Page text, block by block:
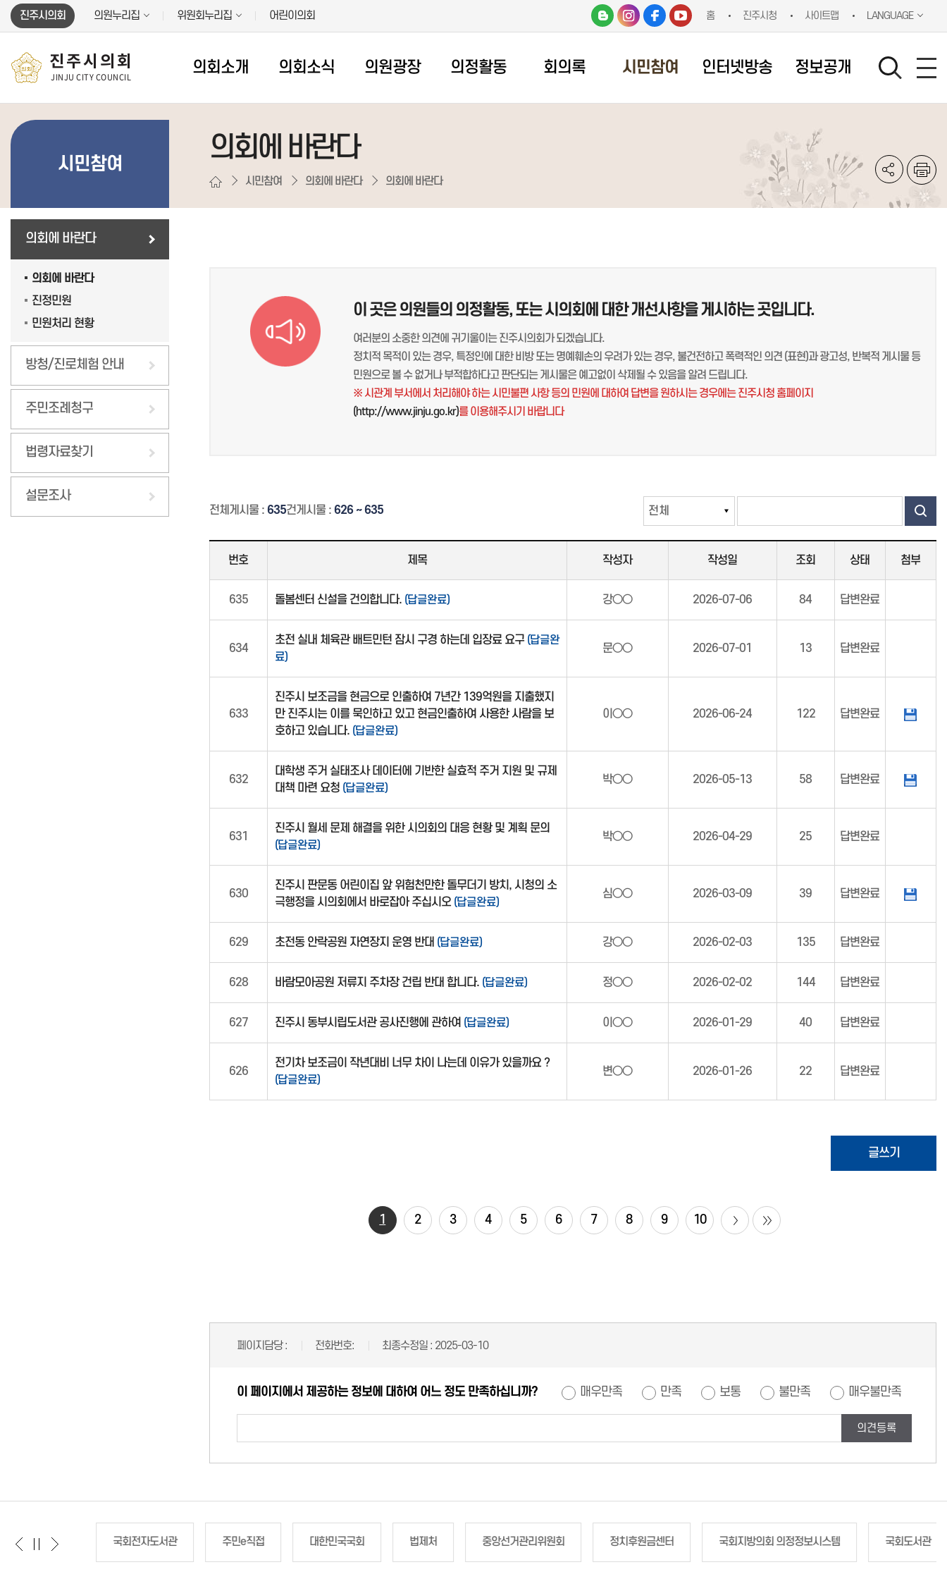
본문바로가기
진주시의회 의원누리집 위원회누리집 어린이의회 홈 진주시청 사이트맵 LANGUAGE
진주시의회
JINJU CITY COUNCIL
의회소개 의회소식 의원광장 의정활동 회의록 시민참여 인터넷방송 정보공개
시민참여
의회에 바란다
의회에 바란다
진정민원
민원처리 현황
방청/진로체험 안내
주민조례청구
법령자료찾기
설문조사
의회에 바란다
시민참여 의회에 바란다 의회에 바란다
이 곳은 의원들의 의정활동, 또는 시의회에 대한 개선사항을 게시하는 곳입니다.
여러분의 소중한 의견에 귀기울이는 진주시의회가 되겠습니다.
정치적 목적이 있는 경우, 특정인에 대한 비방 또는 명예훼손의 우려가 있는 경우, 불건전하고 폭력적인 의견 (표현)과 광고성, 반복적 게시물 등
민원으로 볼 수 없거나 부적합하다고 판단되는 게시물은 예고없이 삭제될 수 있음을 알려 드립니다.
※ 시관계 부서에서 처리해야 하는 시민불편 사항 등의 민원에 대하여 답변을 원하시는 경우에는 진주시청 홈페이지
(http://www.jinju.go.kr)를 이용해주시기 바랍니다
전체게시물 : 635건게시물 : 626 ~ 635
번호 제목 작성자 작성일 조회 상태 첨부
635 돌봄센터 신설을 건의합니다. (답글완료) 강○○ 2026-07-06 84 답변완료
634
초전 실내 체육관 배트민턴 잠시 구경 하는데 입장료 요구 (답글완
료)
문○○ 2026-07-01 13 답변완료
633
진주시 보조금을 현금으로 인출하여 7년간 139억원을 지출했지
만 진주시는 이를 묵인하고 있고 현금인출하여 사용한 사람을 보
호하고 있습니다. (답글완료)
이○○ 2026-06-24 122 답변완료
632
대학생 주거 실태조사 데이터에 기반한 실효적 주거 지원 및 규제
대책 마련 요청 (답글완료)
박○○ 2026-05-13 58 답변완료
631
진주시 월세 문제 해결을 위한 시의회의 대응 현황 및 계획 문의
(답글완료)
박○○ 2026-04-29 25 답변완료
630
진주시 판문동 어린이집 앞 위험천만한 돌무더기 방치, 시청의 소
극행정을 시의회에서 바로잡아 주십시오 (답글완료)
심○○ 2026-03-09 39 답변완료
629 초전동 안락공원 자연장지 운영 반대 (답글완료) 강○○ 2026-02-03 135 답변완료
628 바람모아공원 저류지 주차장 건립 반대 합니다. (답글완료) 정○○ 2026-02-02 144 답변완료
627 진주시 동부시립도서관 공사진행에 관하여 (답글완료) 이○○ 2026-01-29 40 답변완료
626
전기차 보조금이 작년대비 너무 차이 나는데 이유가 있을까요 ?
(답글완료)
변○○ 2026-01-26 22 답변완료
글쓰기
1 2 3 4 5 6 7 8 9 10
페이지담당 : 전화번호: 최종수정일 : 2025-03-10
이 페이지에서 제공하는 정보에 대하여 어느 정도 만족하십니까? 매우만족 만족 보통 불만족 매우불만족
의견등록
국회도서관 국회전자도서관 주민e직접 대한민국국회 법제처 중앙선거관리위원회 정치후원금센터 국회지방의회 의정정보시스템 국회도서관